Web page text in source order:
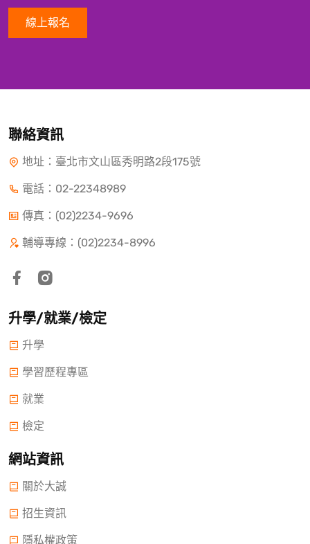
線上報名
聯絡資訊
地址：臺北市文山區秀明路2段175號
電話： 02-22348989
傳真：(02)2234-9696
輔導專線：(02)2234-8996
升學/就業/檢定
升學
學習歷程專區
就業
檢定
網站資訊
關於大誠
招生資訊
隱私權政策